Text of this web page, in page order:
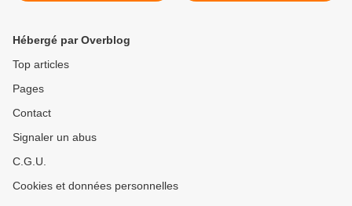
Hébergé par Overblog
Top articles
Pages
Contact
Signaler un abus
C.G.U.
Cookies et données personnelles